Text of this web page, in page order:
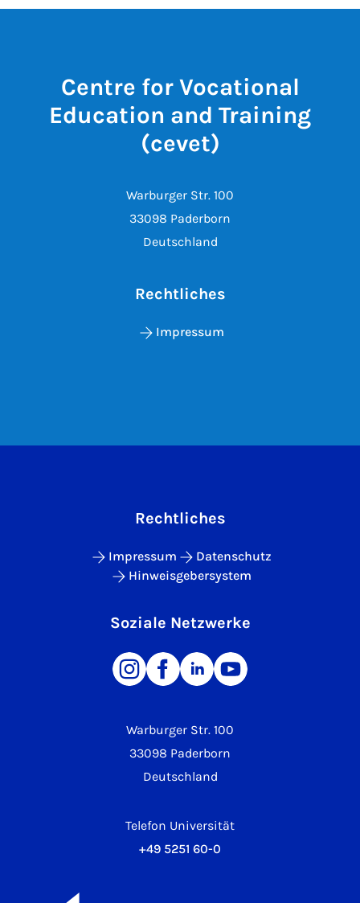
Centre for Vocational
Education and Training
(cevet)
Warburger Str. 100
33098 Paderborn
Deutschland
Rechtliches
Impressum
Warburger Str. 100
33098 Paderborn
Deutschland
Telefon Universität
+49 5251 60-0
Rechtliches
Impressum
Datenschutz
Hinweisgebersystem
Soziale Netzwerke